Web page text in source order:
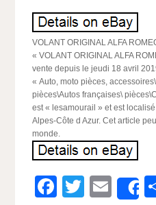
VOLANT ORIGINAL ALFA
« VOLANT ORIGINAL ALFA
vente depuis le jeudi 18 avril
« Auto, moto pièces,
pièces\Autos françaises\
est « lesamourail » et est
Alpes-Côte d Azur. Cet article
monde.
Facebook
Twitter